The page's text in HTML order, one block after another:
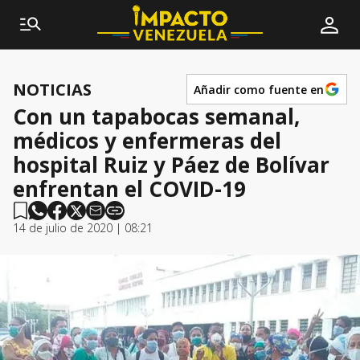
NOTICIAS Añadir como fuente en
Con un tapabocas semanal,
médicos y enfermeras del
hospital Ruiz y Páez de Bolívar
enfrentan el COVID-19
14 de julio de 2020 | 08:21